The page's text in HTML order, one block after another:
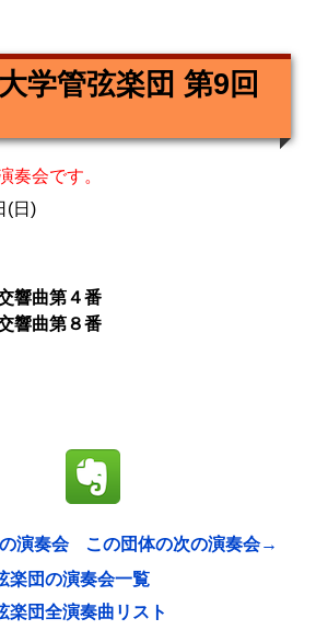
学管弦楽団 第9回
奏会です。
(日)
響曲第４番
響曲第８番
演奏会
この団体の次の演奏会→
楽団の演奏会一覧
楽団全演奏曲リスト